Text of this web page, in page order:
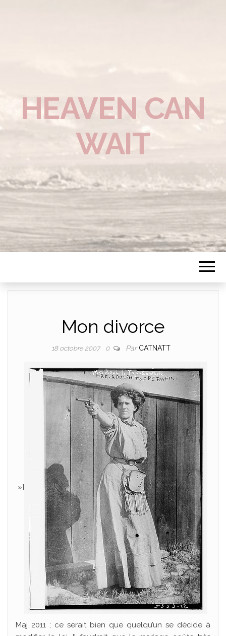
HEAVEN CAN
WAIT
Mon divorce
18 octobre 2007 0 Par CATNATT
»]
Maj 2011 ; ce serait bien que quelqu’un se décide à